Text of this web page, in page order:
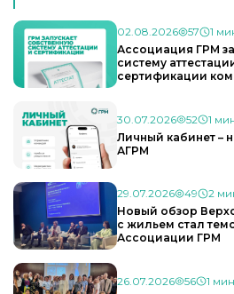
02.08.2026 57
1
Ассоциация ГРМ
систему
сертификации
30.07.2026 52
1
Личный кабинет –
АГРМ
29.07.2026 49
2
Новый обзор
с жильем стал
Ассоциации ГРМ
26.07.2026 56
1 мин